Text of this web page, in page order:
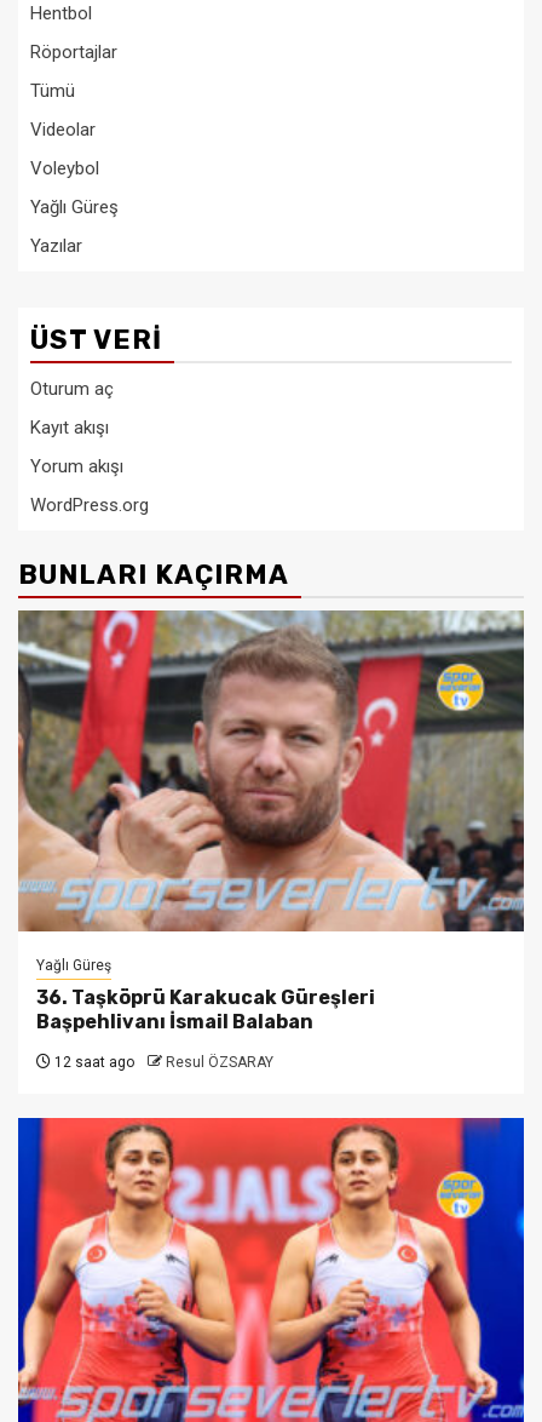
Hentbol
Röportajlar
Tümü
Videolar
Voleybol
Yağlı Güreş
Yazılar
ÜST VERI
Oturum aç
Kayıt akışı
Yorum akışı
WordPress.org
BUNLARI KAÇIRMA
Yağlı Güreş
36. Taşköprü Karakucak Güreşleri
Başpehlivanı İsmail Balaban
12 saat ago Resul ÖZSARAY